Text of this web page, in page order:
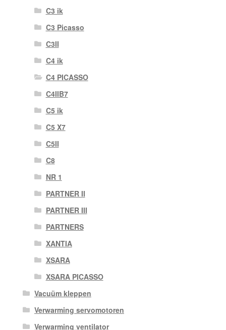
C3 ik
C3 Picasso
C3II
C4 ik
C4 PICASSO
C4IIB7
C5 ik
C5 X7
C5II
C8
NR 1
PARTNER II
PARTNER III
PARTNERS
XANTIA
XSARA
XSARA PICASSO
Vacuüm kleppen
Verwarming servomotoren
Verwarming ventilator